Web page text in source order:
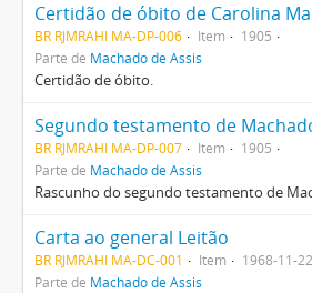
Certidão de óbito de Carolina
BR RJMRAHI MA-DP-006 Item
1905
Parte de Machado de Assis
Certidão de óbito.
Segundo testamento de
BR RJMRAHI MA-DP-007 Item
1905
Parte de Machado de Assis
Rascunho do segundo testamento de
Carta ao general Leitão
BR RJMRAHI MA-DC-001 Item
1968-11-22
Parte de Machado de Assis